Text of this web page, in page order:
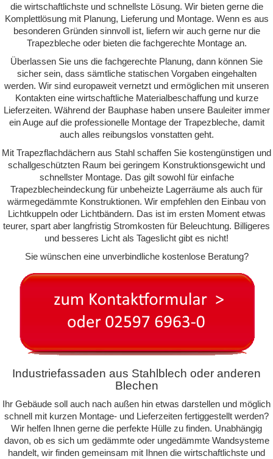
die wirtschaftlichste und schnellste Lösung. Wir bieten gerne die
Komplettlösung mit Planung, Lieferung und Montage. Wenn es aus
besonderen Gründen sinnvoll ist, liefern wir auch gerne nur die
Trapezbleche oder bieten die fachgerechte Montage an.
Überlassen Sie uns die fachgerechte Planung, dann können Sie
sicher sein, dass sämtliche statischen Vorgaben eingehalten
werden. Wir sind europaweit vernetzt und ermöglichen mit unseren
Kontakten eine wirtschaftliche Materialbeschaffung und kurze
Lieferzeiten. Während der Bauphase haben unsere Bauleiter immer
ein Auge auf die professionelle Montage der Trapezbleche, damit
auch alles reibungslos vonstatten geht.
Mit Trapezflachdächern aus Stahl schaffen Sie kostengünstigen und
schallgeschützten Raum bei geringem Konstruktionsgewicht und
schnellster Montage. Das gilt sowohl für einfache
Trapezblecheindeckung für unbeheizte Lagerräume als auch für
wärmegedämmte Konstruktionen. Wir empfehlen den Einbau von
Lichtkuppeln oder Lichtbändern. Das ist im ersten Moment etwas
teurer, spart aber langfristig Stromkosten für Beleuchtung. Billigeres
und besseres Licht als Tageslicht gibt es nicht!
Sie wünschen eine unverbindliche kostenlose Beratung?
Industriefassaden aus Stahlblech oder anderen
Blechen
Ihr Gebäude soll auch nach außen hin etwas darstellen und möglich
schnell mit kurzen Montage- und Lieferzeiten fertiggestellt werden?
Wir helfen Ihnen gerne die perfekte Hülle zu finden. Unabhängig
davon, ob es sich um gedämmte oder ungedämmte Wandsysteme
handelt, wir finden gemeinsam mit Ihnen die wirtschaftlichste und